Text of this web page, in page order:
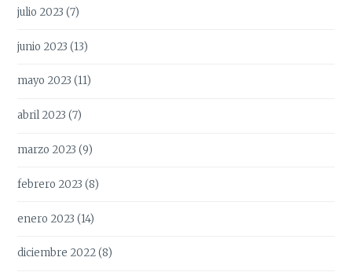
julio 2023 (7)
junio 2023 (13)
mayo 2023 (11)
abril 2023 (7)
marzo 2023 (9)
febrero 2023 (8)
enero 2023 (14)
diciembre 2022(8)